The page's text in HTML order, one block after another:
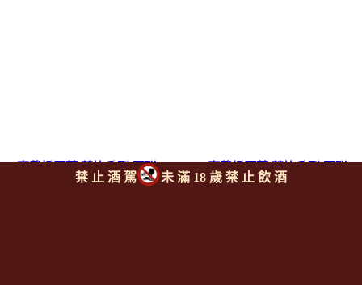
查戴托酒莊 芭比系列 不甜
Extra Dry波西可氣泡酒
-查戴托酒莊 芭比系列 不甜
波西可氣泡酒
禁 止 酒 駕 未 滿 18 歲 禁 止 飲 酒